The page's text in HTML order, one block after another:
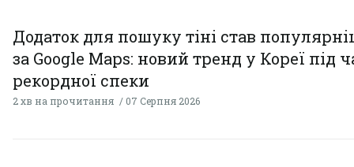
Додаток для пошуку тіні став
за Google Maps: новий тренд у Кореї під
рекордної спеки
2 хв на прочитання 07 Серпня 2026